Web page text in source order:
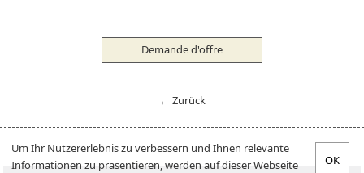
Demande d'offre
← Zurück
Um Ihr Nutzererlebnis zu verbessern und Ihnen relevante
Informationen zu präsentieren, werden auf dieser Webseite